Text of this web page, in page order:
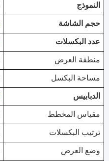
النموذج
حجم الشاشة
عدد البكسلات
منطقة العرض
مساحة البكسل
الدبابيس
مقياس المخطط
ترتيب البكسلات
وضع العرض